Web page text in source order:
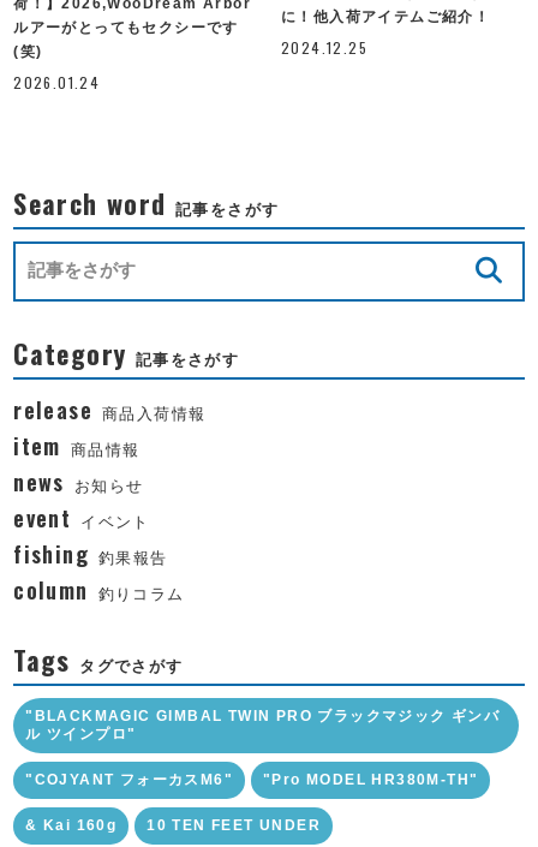
ルアーがとってもセクシーです
(笑)
2026.01.24
に！他入荷アイテムご紹介！
2024.12.25
Search word 記事をさがす
Category 記事をさがす
release 商品入荷情報
item 商品情報
news お知らせ
event イベント
fishing 釣果報告
column 釣りコラム
Tags タグでさがす
"BLACKMAGIC GIMBAL TWIN PRO ブラックマジック ギンバ
ル ツインプロ"
"COJYANT フォーカスM6" "Pro MODEL HR380M-TH"
& Kai 160g 10 TEN FEET UNDER